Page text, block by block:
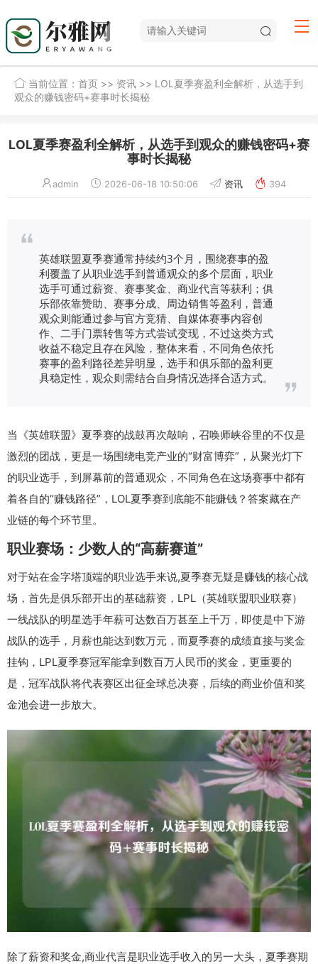
当前位置： 首页 >> 资讯 >> LOL夏季赛盈利全解析，从选手到
观众的赚钱密码+赛事时长揭秘
LOL夏季赛盈利全解析，从选手到观众的赚钱密码+赛
事时长揭秘
admin 2026-06-18 10:50:06 资讯 394
英雄联盟夏季赛通常持续约3个月，围绕赛事的盈
利覆盖了从职业选手到普通观众的多个层面，职业
选手可通过薪资、赛事奖金、商业代言等获利；俱
乐部依靠赞助、赛事分成、周边销售等盈利，普通
观众则能通过参与官方竞猜、自媒体赛事内容创
作、二手门票转售等方式尝试变现，不过这类方式
收益不稳定且存在风险，整体来看，不同角色依托
赛事的盈利路径差异明显，选手和俱乐部的盈利更
具稳定性，观众则需结合自身情况选择合适方式。
当《英雄联盟》夏季赛的战鼓再次敲响，召唤师峡谷里的不仅是
激烈的团战，更是一场围绕电竞产业的“财富博弈”，从聚光灯下
的职业选手，到屏幕前的普通观众，不同角色在这场赛事中都有
着各自的“赚钱路径”，LOL夏季赛到底能不能赚钱？答案藏在产
业链的每个环节里。
职业赛场：少数人的“高薪赛道”
对于站在金字塔顶端的职业选手来说,夏季赛无疑是赚钱的核心战
场，首先是俱乐部开出的基础薪资，LPL（英雄联盟职业联赛）
一线战队的明星选手年薪可达数百万甚至上千万，即使是中下游
战队的选手，月薪也能达到数万元，而夏季赛的成绩直接与奖金
挂钩，LPL夏季赛冠军能拿到数百万人民币的奖金，更重要的
是，冠军战队将代表赛区出征全球总决赛，后续的商业价值和奖
金池会进一步放大。
除了薪资和奖金,商业代言是职业选手收入的另一大头，夏季赛期